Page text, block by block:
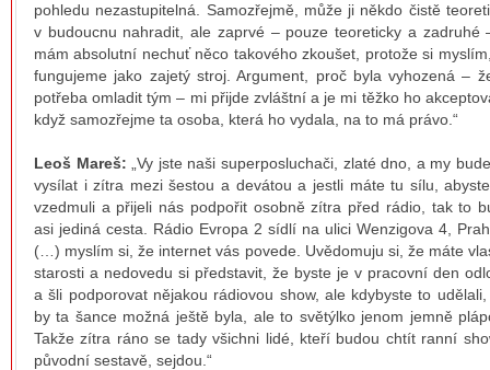
pohledu nezastupitelná. Samozřejmě, může ji někdo čistě
v budoucnu nahradit, ale zaprvé – pouze teoreticky a zadruhé
mám absolutní nechuť něco takového zkoušet, protože si
fungujeme jako zajetý stroj. Argument, proč byla vyhozená –
potřeba omladit tým – mi přijde zvláštní a je mi těžko ho
když samozřejme ta osoba, která ho vydala, na to má právo.“
Leoš Mareš: „Vy jste naši superposluchači, zlaté dno, a my
vysílat i zítra mezi šestou a devátou a jestli máte tu sílu,
vzedmuli a přijeli nás podpořit osobně zítra před rádio, tak to
asi jediná cesta. Rádio Evropa 2 sídlí na ulici Wenzigova 4,
(…) myslím si, že internet vás povede. Uvědomuju si, že máte
starosti a nedovedu si představit, že byste je v pracovní den
a šli podporovat nějakou rádiovou show, ale kdybyste to
by ta šance možná ještě byla, ale to světýlko jenom jemně
Takže zítra ráno se tady všichni lidé, kteří budou chtít ranní
původní sestavě, sejdou.“